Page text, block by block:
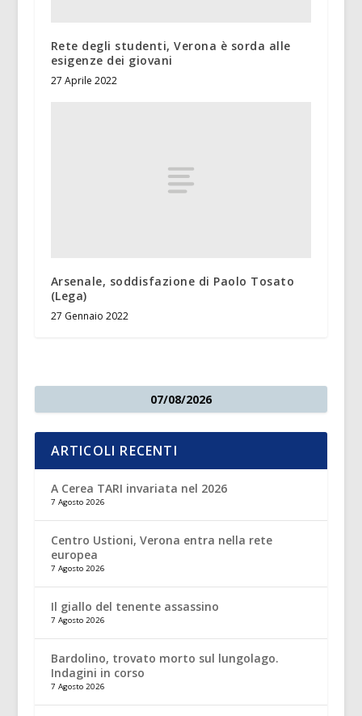
Rete degli studenti, Verona è sorda alle
esigenze dei giovani
27 Aprile 2022
Arsenale, soddisfazione di Paolo Tosato
(Lega)
27 Gennaio 2022
07/08/2026
ARTICOLI RECENTI
A Cerea TARI invariata nel 2026
7 Agosto 2026
Centro Ustioni, Verona entra nella rete
europea
7 Agosto 2026
Il giallo del tenente assassino
7 Agosto 2026
Bardolino, trovato morto sul lungolago.
Indagini in corso
7 Agosto 2026